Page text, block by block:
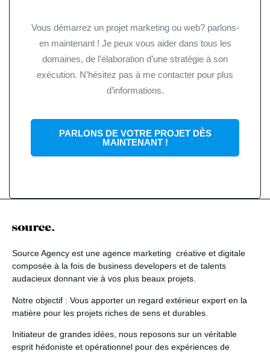
Vous démarrez un projet marketing ou web? parlons-
en maintenant ! Je peux vous aider dans tous les
domaines, de l’élaboration d’une stratégie à son
exécution. N’hésitez pas à me contacter pour plus
d’informations.
PARLONS DE VOTRE PROJET DÈS
MAINTENANT !
Source Agency est une agence marketing créative et digitale
composée à la fois de business developers et de talents
audacieux donnant vie à vos plus beaux projets.
Notre objectif : Vous apporter un regard extérieur expert en la
matière pour les projets riches de sens et durables.
Initiateur de grandes idées , nous reposons sur un véritable
esprit hédoniste et opérationnel pour des expériences de